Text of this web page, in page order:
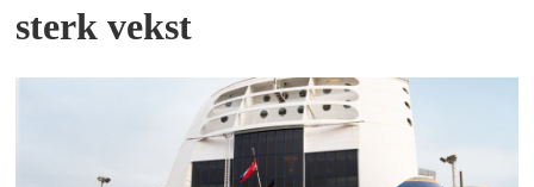
sterk vekst